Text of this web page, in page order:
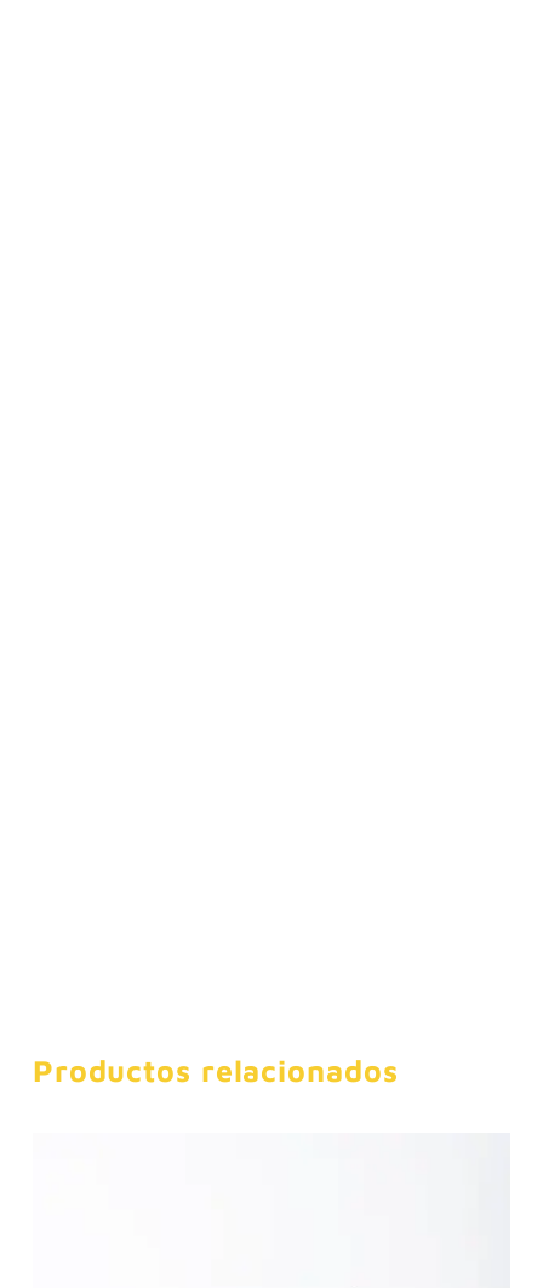
Productos relacionados